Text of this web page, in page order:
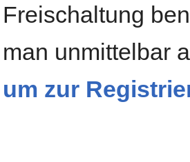
Freischaltung
man unmittelbar
um zur